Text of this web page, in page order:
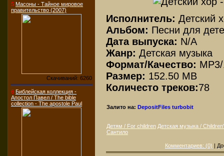
5 Масоны - Тайное мировое
правительство (2007)
Скачиваний: 6260
6 Библейская коллекция -
Апостол Павел / The bible
collection - The apostole Paul
Исполнитель: Детский
Альбом: Песни для
Дата выпуска: N/A
Жанр: Детская музыка
Формат/Качество:
Размер: 152.50 MB
Количесто треков:78
Залито на: DepositFiles turbobit
Детям / For children Детская музыка /
Сантило
Комментариев: (0) |